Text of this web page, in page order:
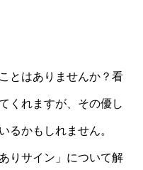
とはありませんか？看
くれますが、その優し
るかもしれません。
りサイン」について解